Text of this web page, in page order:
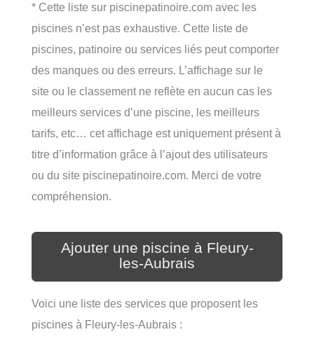
* Cette liste sur piscinepatinoire.com avec les
piscines n’est pas exhaustive. Cette liste de
piscines, patinoire ou services liés peut comporter
des manques ou des erreurs. L’affichage sur le
site ou le classement ne reflète en aucun cas les
meilleurs services d’une piscine, les meilleurs
tarifs, etc… cet affichage est uniquement présent à
titre d’information grâce à l’ajout des utilisateurs
ou du site piscinepatinoire.com. Merci de votre
compréhension.
Ajouter une piscine à Fleury-
les-Aubrais
Voici une liste des services que proposent les
piscines à Fleury-les-Aubrais :